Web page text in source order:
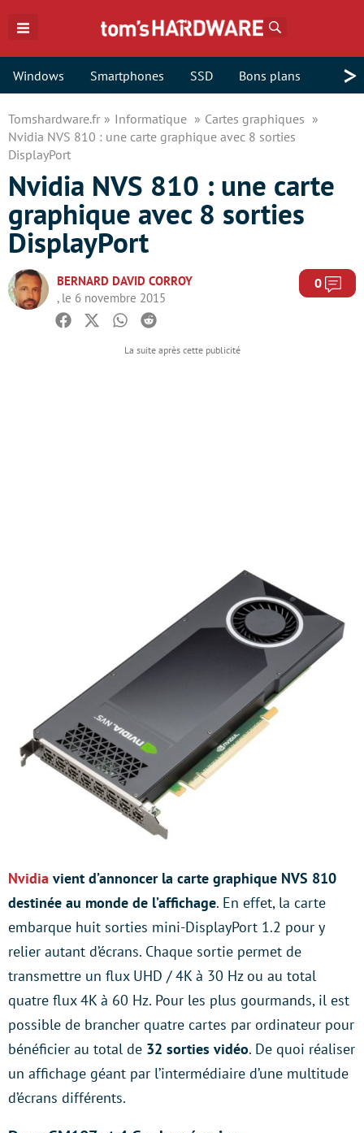
Windows Smartphones SSD Bons plans >
Tomshardware.fr Informatique
Cartes graphiques
Nvidia NVS 810 : une carte graphique avec 8 sorties
DisplayPort
Nvidia NVS 810 : une carte
graphique avec 8 sorties
DisplayPort
BERNARD DAVID CORROY
, le 6 novembre 2015
0
Facebook
TwitterWhatsapp
Reddit
Nvidia vient d’annoncer la carte graphique NVS 810
destinée au monde de l’affichage. En effet, la carte
embarque huit sorties mini-DisplayPort 1.2 pour y
relier autant d’écrans. Chaque sortie permet de
transmettre un flux UHD / 4K à 30 Hz ou au total
quatre flux 4K à 60 Hz. Pour les plus gourmands, il est
possible de brancher quatre cartes par ordinateur pour
bénéficier au total de 32 sorties vidéo. De quoi réaliser
un affichage géant par l’intermédiaire d’une multitude
d’écrans différents.